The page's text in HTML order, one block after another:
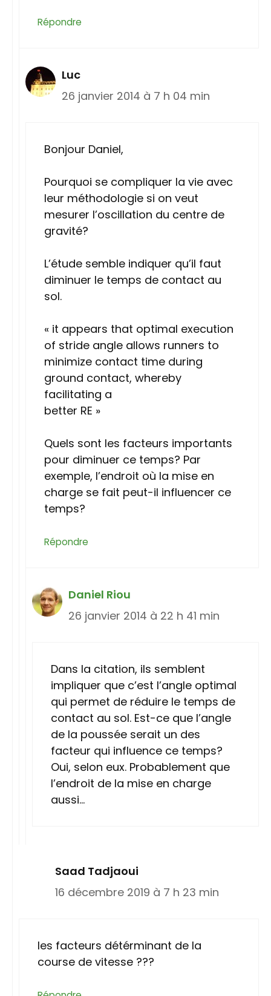
Répondre
Luc
26 janvier 2014 à 7 h 04 min
Bonjour Daniel,
Pourquoi se compliquer la vie avec
leur méthodologie si on veut
mesurer l’oscillation du centre de
gravité?
L’étude semble indiquer qu’il faut
diminuer le temps de contact au
sol.
« it appears that optimal execution
of stride angle allows runners to
minimize contact time during
ground contact, whereby
facilitating a
better RE »
Quels sont les facteurs importants
pour diminuer ce temps? Par
exemple, l’endroit où la mise en
charge se fait peut-il influencer ce
temps?
Répondre
Daniel Riou
26 janvier 2014 à 22 h 41 min
Dans la citation, ils semblent
impliquer que c’est l’angle optimal
qui permet de réduire le temps de
contact au sol. Est-ce que l’angle
de la poussée serait un des
facteur qui influence ce temps?
Oui, selon eux. Probablement que
l’endroit de la mise en charge
aussi…
Saad Tadjaoui
16 décembre 2019 à 7 h 23 min
les facteurs détérminant de la
course de vitesse ???